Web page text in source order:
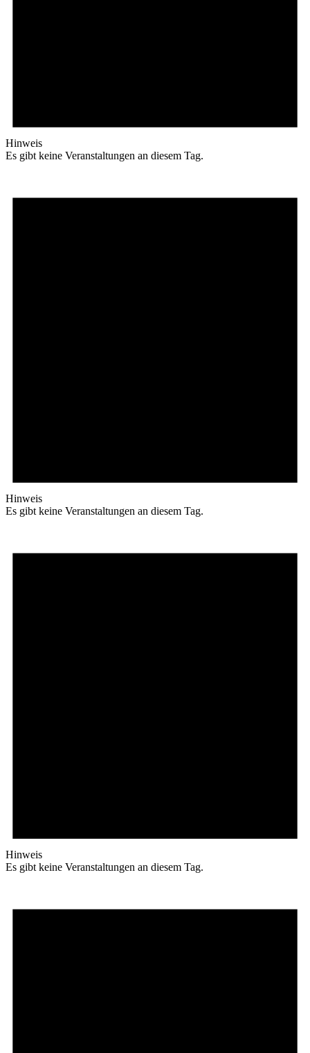
Hinweis
Es gibt keine Veranstaltungen an diesem Tag.
Hinweis
Es gibt keine Veranstaltungen an diesem Tag.
Hinweis
Es gibt keine Veranstaltungen an diesem Tag.